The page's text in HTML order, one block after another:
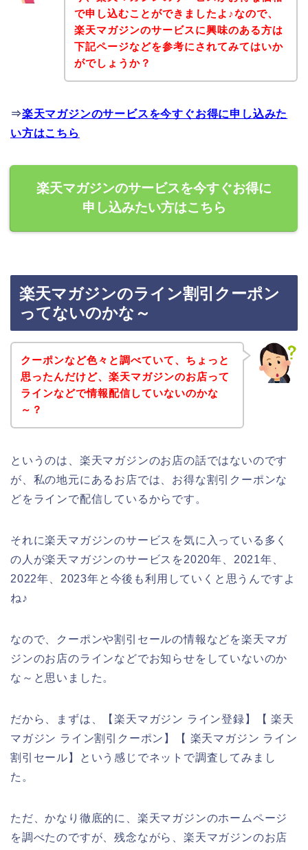
で申し込むことができましたよ♪なので、
楽天マガジンのサービスに興味のある方は
下記ページなどを参考にされてみてはいか
がでしょうか？
⇒楽天マガジンのサービスを今すぐお得に申し込みた
い方はこちら
楽天マガジンのサービスを今すぐお得に
申し込みたい方はこちら
楽天マガジンのライン割引クーポン
ってないのかな～
クーポンなど色々と調べていて、ちょっと
思ったんだけど、楽天マガジンのお店って
ラインなどで情報配信していないのかな
～？
というのは、楽天マガジンのお店の話ではないのです
が、私の地元にあるお店では、お得な割引クーポンな
どをラインで配信しているからです。
それに楽天マガジンのサービスを気に入っている多く
の人が楽天マガジンのサービスを2020年、2021年、
2022年、2023年と今後も利用していくと思うんですよ
ね♪
なので、クーポンや割引セールの情報などを楽天マガ
ジンのお店のラインなどでお知らせをしていないのか
な～と思いました。
だから、まずは、【楽天マガジン ライン登録】【 楽天
マガジン ライン割引クーポン】【 楽天マガジン ライン
割引セール】という感じでネットで調査してみまし
た。
ただ、かなり徹底的に、楽天マガジンのホームページ
を調べたのですが、残念ながら、楽天マガジンのお店